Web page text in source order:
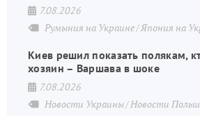
7.08.2026
Румыния на Украине Япония на
Киев решил показать полякам,
хозяин – Варшава в шоке
7.08.2026
Новости Украины Новости